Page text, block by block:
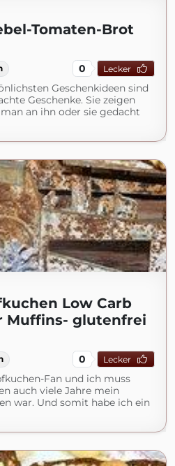
Tomaten-Brot
0 Lecker
Geschenkideen sind
Geschenke. Sie zeigen
an ihn oder sie gedacht
Low Carb
Muffins- glutenfrei
0 Lecker
Fan und ich muss
auch viele Jahre mein
war. Und somit habe ich ein